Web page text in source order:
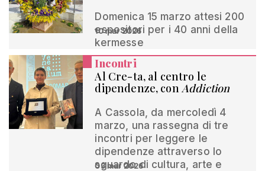
Domenica 15 marzo attesi 200
espositori per i 40 anni della
kermesse
10 mar 2026
Incontri
Al Cre-ta, al centro le
dipendenze, conAddiction
A Cassola, da mercoledì 4
marzo, una rassegna di tre
incontri per leggere le
dipendenze attraverso lo
sguardo di cultura, arte e
03 mar 2026